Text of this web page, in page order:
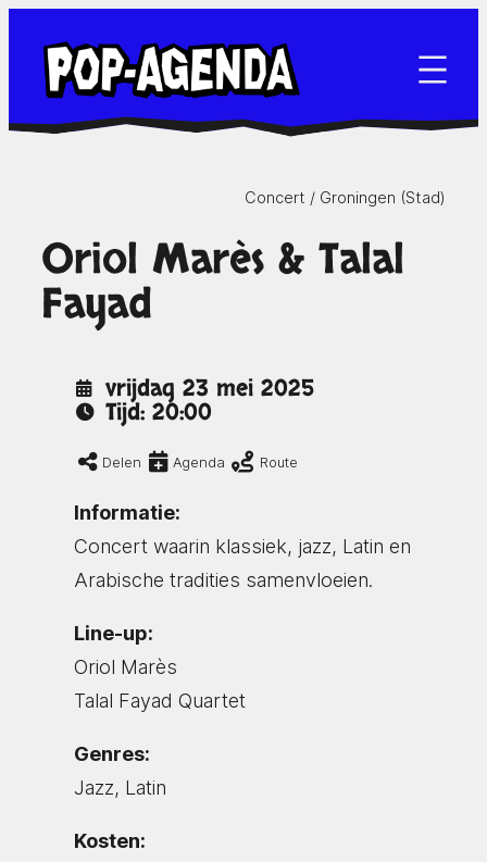
naar
inhoud
Concert / Groningen (Stad)
Oriol Marès & Talal
Fayad
vrijdag 23 mei 2025
Tijd: 20:00
Delen Agenda Route
Informatie:
Concert waarin klassiek, jazz, Latin en
Arabische tradities samenvloeien.
Line-up:
Oriol Marès
Talal Fayad Quartet
Genres:
Jazz, Latin
Kosten: